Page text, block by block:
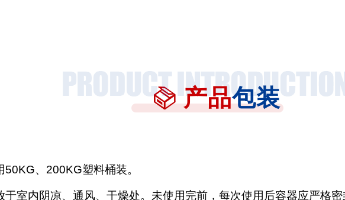
产品包装
50KG、200KG塑料桶装。
于室内阴凉、通风、干燥处。未使用完前，每次使用后容器应严格密